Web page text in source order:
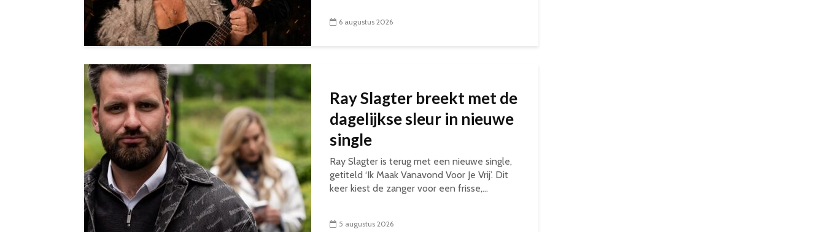
6 augustus 2026
Ray Slagter breekt met de
dagelijkse sleur in nieuwe
single
Ray Slagter is terug met een nieuwe single,
getiteld ‘Ik Maak Vanavond Voor Je Vrij’. Dit
keer kiest de zanger voor een frisse,...
5 augustus 2026